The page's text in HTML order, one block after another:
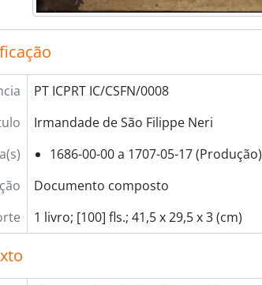
PT ICPRT IC/CSFN/0008
Irmandade de São Filippe Neri
1686-00-00 a 1707-05-17 (Produção)
Documento composto
1 livro; [100] fls.; 41,5 x 29,5 x 3 (cm)